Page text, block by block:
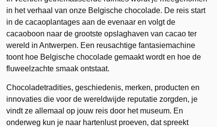
in het verhaal van onze Belgische chocolade. De reis start
in de cacaoplantages aan de evenaar en volgt de
cacaoboon naar de grootste opslaghaven van cacao ter
wereld in Antwerpen. Een reusachtige fantasiemachine
toont hoe Belgische chocolade gemaakt wordt en hoe de
fluweelzachte smaak ontstaat.
Chocoladetradities, geschiedenis, merken, producten en
innovaties die voor de wereldwijde reputatie zorgden, je
vindt ze allemaal op jouw reis door het museum. En
onderweg kun je naar hartenlust proeven, dat spreekt